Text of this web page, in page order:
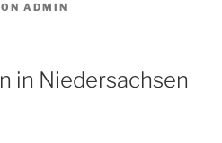
ADMIN
in Niedersachsen